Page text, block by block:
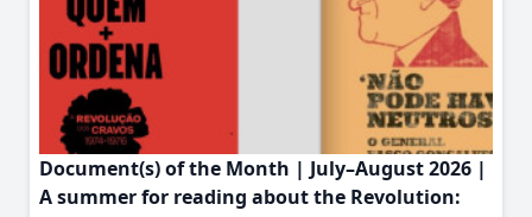
Document(s) of the Month | July–August 2026 |
A summer for reading about the Revolution: